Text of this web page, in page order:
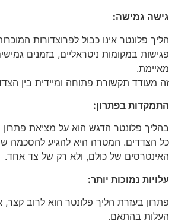
גישה גמישה:
הליך פלונטר אינו כבול לפרוצדורות
פגישות במקומות ניטראליים, בזמנים
מאיימת.
זה מעודד תקשורת פתוחה ומיידית בין
התמקדות בפתרון:
בהליך פלונטר הדגש הוא על מציאת
כל הצדדים. המטרה היא להגיע להסכמה
האינטרסים של כולם, ולא רק של צד אחד.
עלויות נמוכות יותר:
פתרון בעזרת הליך פלונטר הוא לרוב קצר,
העלות בהתאם.